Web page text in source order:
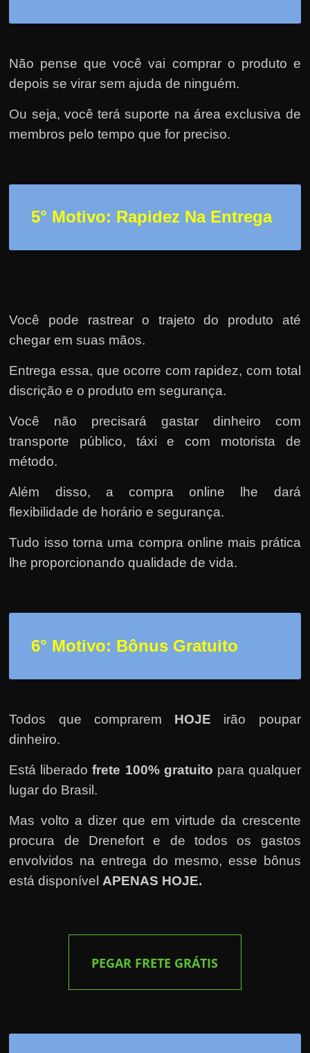
Não pense que você vai comprar o produto e
depois se virar sem ajuda de ninguém.
Ou seja, você terá suporte na área exclusiva de
membros pelo tempo que for preciso.
5° Motivo: Rapidez Na Entrega
Você pode rastrear o trajeto do produto até
chegar em suas mãos.
Entrega essa, que ocorre com rapidez, com total
discrição e o produto em segurança.
Você não precisará gastar dinheiro com
transporte público, táxi e com motorista de
método.
Além disso, a compra online lhe dará
flexibilidade de horário e segurança.
Tudo isso torna uma compra online mais prática
lhe proporcionando qualidade de vida.
6° Motivo: Bônus Gratuito
Todos que comprarem HOJE irão poupar
dinheiro.
Está liberadofrete 100% gratuito para qualquer
lugar do Brasil.
Mas volto a dizer que em virtude da crescente
procura de Drenefort e de todos os gastos
envolvidos na entrega do mesmo, esse bônus
está disponível APENAS HOJE.
PEGAR FRETE GRÁTIS